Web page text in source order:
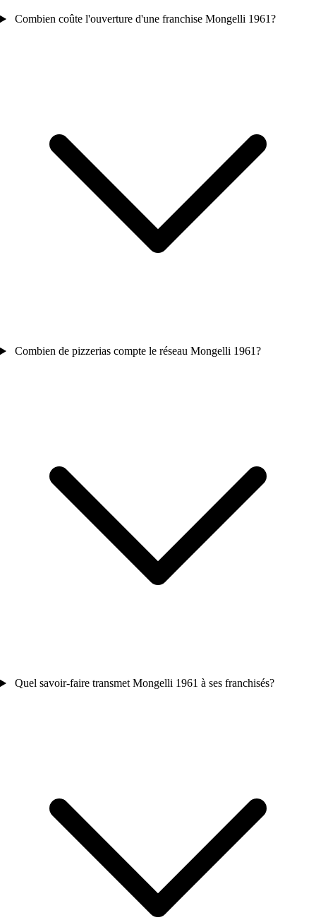
Combien coûte l'ouverture d'une franchise Mongelli 1961?
Combien de pizzerias compte le réseau Mongelli 1961?
Quel savoir-faire transmet Mongelli 1961 à ses franchisés?